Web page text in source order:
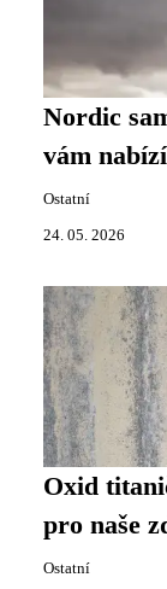
Nordic
vám nabízí
Ostatní
24. 05. 2026
Oxid
pro naše
Ostatní